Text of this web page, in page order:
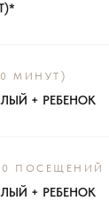
МИНУТ)
+ РЕБЕНОК
ПОСЕЩЕНИЙ
+ РЕБЕНОК